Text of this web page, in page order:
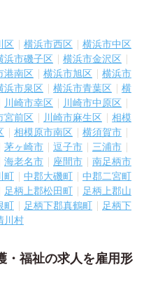
区 横浜市西区
横浜市中区
浜市磯子区
横浜市金沢区
港南区 横浜市旭区
横浜市
浜市泉区 横浜市青葉区
横
川崎市幸区
川崎市中原区
宮前区 川崎市麻生区
相模
相模原市南区
横須賀市
茅ヶ崎市 逗子市
三浦市
海老名市 座間市
南足柄市
町 中郡大磯町
中郡二宮町
足柄上郡松田町
足柄上郡山
町 足柄下郡真鶴町
足柄下
川村
・福祉の求人を雇用形